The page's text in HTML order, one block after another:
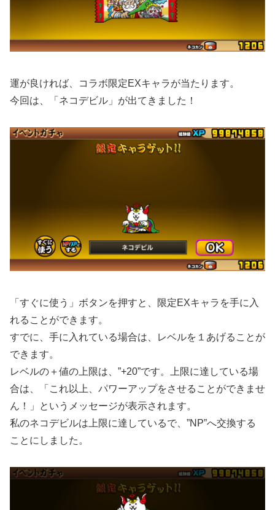
運が良ければ、コラボ限定EXキャラが当たります。
今回は、「ネコデビル」が出てきました！
「すぐに使う」ボタンを押すと、限定EXキャラを手に入
れることができます。
すでに、手に入れている場合は、レベルを１あげることが
できます。
レベルの＋値の上限は、”+20”です。上限に達している場
合は、「これ以上、パワーアップをさせることができませ
ん！」というメッセージが表示されます。
私のネコデビルは上限に達しているで、”NP”へ交換する
ことにしました。